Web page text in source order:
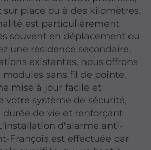
sur place ou à des kilomètres.
est particulièrement
souvent en déplacement ou
une résidence secondaire.
existantes, nous offrons
sans fil de pointe.
mise à jour facile et
votre système de sécurité,
durée de vie et renforçant
d'alarme anti-
François est effectuée par